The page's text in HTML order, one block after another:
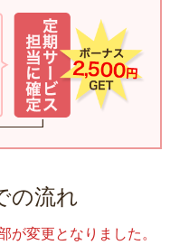
の流れ
が変更となりました。